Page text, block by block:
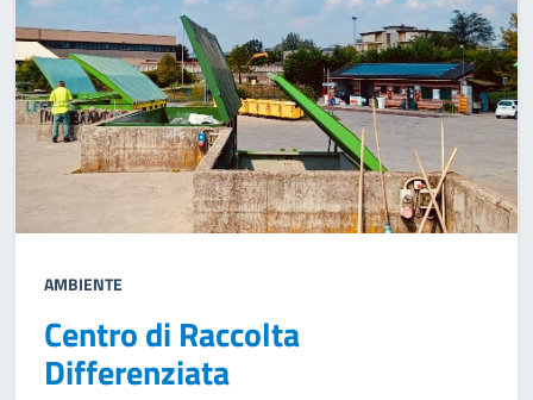
AMBIENTE
Centro di Raccolta
Differenziata